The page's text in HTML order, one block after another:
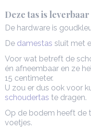
Deze tas is
De hardware is
De damestas sluit met
Voor wat betreft de
én afneembaar en ze
15 centimeter.
U zou er dus ook voor
schoudertas te dragen.
Op de bodem heeft de
voetjes.